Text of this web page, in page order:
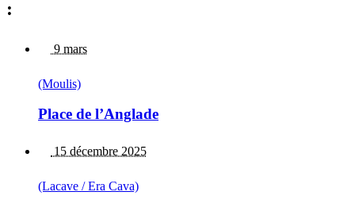
:
9 mars
(Moulis)
Place de l’Anglade
15 décembre 2025
(Lacave / Era Cava)